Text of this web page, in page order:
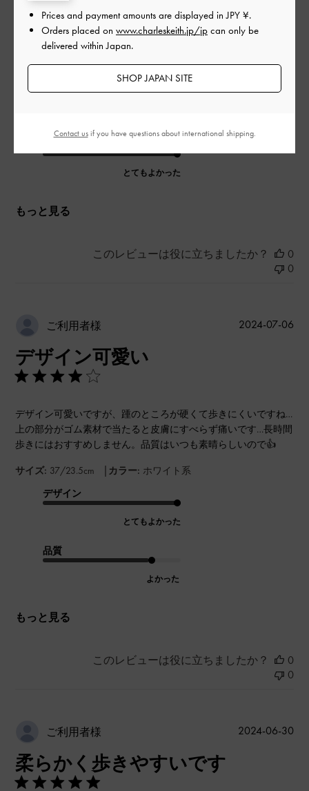
ます。ひとつ大きめのほうがよかったかもしれません。ちょっ
とした短時間のお出かけで使用しています。
サイズ: 37/23.5cm |カラー: グリーン系
とてもよかった
もっと見る
このレビューは役に立ちましたか？
0
0
ご利用者様
デザイン可愛い
デザイン可愛いですが、踵のところが硬くて歩きにくいですね…
上の部分がゴム素材で当たると皮膚にすべらず痛いです…長時間
歩きにはおすすめしません。品質はいつも素晴らしいので👍
サイズ: 37/23.5cm | カラー: ホワイト系
デザイン
とてもよかった
品質
よかった
もっと見る
公
2024-07-06
このレビューは役に立ちましたか？
0
0
ご利用者様
柔らかく歩きやすいです
公
2024-06-30
Prices and payment amounts are displayed inJPY ¥.
Orders placed on www.charleskeith.jp/jp can only be
delivered within Japan.
SHOP JAPAN SITE
Contact usif you have questions about international shipping.